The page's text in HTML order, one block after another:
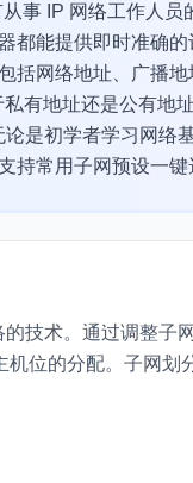
事 IP 网络工作人
都能提供即时准确
括网络地址、广播
有地址还是公有地
是初学者学习网络
常用子网预设一
技术。通过调整子
机位的分配。子网